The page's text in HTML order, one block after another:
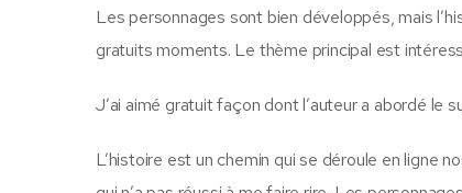
Les personnages sont bien développés, mais
gratuits moments. Le thème principal est
J’ai aimé gratuit façon dont l’auteur a abordé le
L’histoire est un chemin qui se déroule en ligne